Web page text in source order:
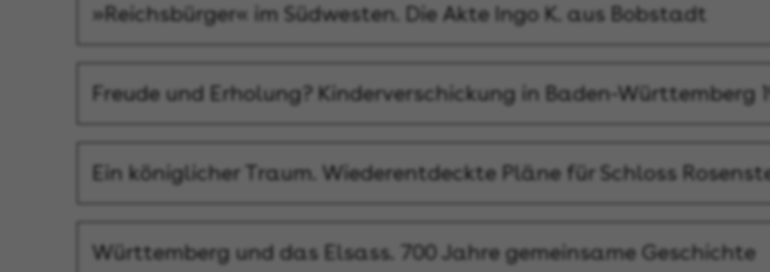
»Reichsbürger« im Südwesten. Die Akte Ingo K. aus Bobstadt
Freude und Erholung? Kinderverschickung in Baden-Württemberg
Ein königlicher Traum. Wiederentdeckte Pläne für Schloss
Württemberg und das Elsass. 700 Jahre gemeinsame Geschichte